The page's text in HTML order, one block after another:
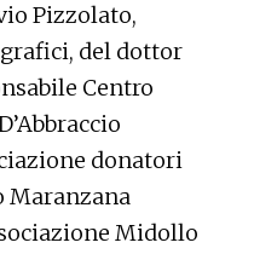
Pizzolato,
del dottor
Centro
donatori
Maranzana
Midollo